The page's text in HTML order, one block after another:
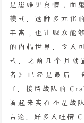
是患难见真情，而
模式。这种多元化
丰富，也让观众能
的内心世界。令人
式。之前几个月就
者》已经是最后一
了。接档战队的
看起来实在不是战
言论。好多人吐槽